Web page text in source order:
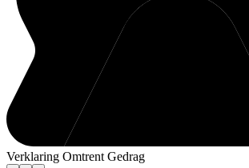
Verklaring Omtrent Gedrag